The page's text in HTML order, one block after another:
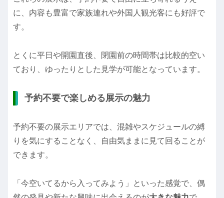
に、内容も豊富で家族連れや外国人観光客にも好評で
す。
とくに平日や開園直後、閉園前の時間帯は比較的空い
ており、ゆったりとした見学が可能となっています。
予約不要で楽しめる展示の魅力
予約不要の展示エリアでは、混雑やスケジュールの縛
りを気にすることなく、自由気ままに見て回ることが
できます。
「今空いてるから入ってみよう」といった感覚で、偶